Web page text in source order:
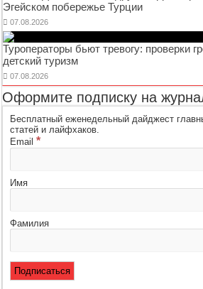
Эгейском побережье Турции
07.08.2026
Туроператоры бьют тревогу: проверки
детский туризм
07.08.2026
Оформите подписку на
Бесплатный еженедельный дайджест
статей и лайфхаков.
Email*
Имя
Фамилия